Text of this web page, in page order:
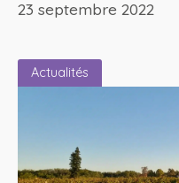
23 septembre 2022
Actualités